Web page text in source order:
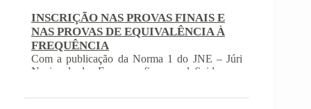
Com a publicação da Norma 1 do JNE – Júri
Nacional de Exames, ficaram definidos os
prazos para inscrição nas provas finais e nas
provas de equivalência à frequência, para
alunos autopropostos do ensino básico.